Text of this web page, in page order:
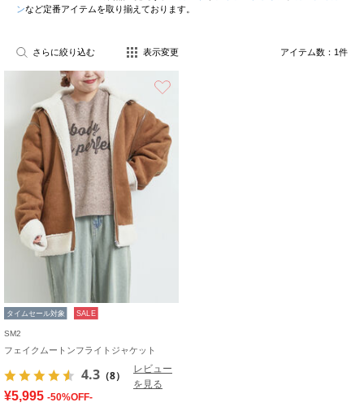
ンなど定番アイテムを取り揃えております。
さらに絞り込む 表示変更 アイテム数： 1件
タイムセール対象 SALE
SM2
フェイクムートンフライトジャケット
4.3 （8）
レビュー
を見る
¥5,995 -50%OFF-